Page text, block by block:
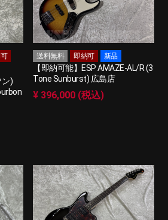
ン)
送料無料 即納可 新品
【即納可能】ESP AMAZE-AL/R (3
Tone Sunburst) 広島店
¥ 396,000 (税込)